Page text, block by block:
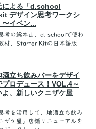
による「d.school
デザイン思考ワークシ
〜イベン...
考の総本山、d. schoolで使わ
材、Starter Kitの日本語版
酒立ち飲みバーをデザイ
プロデュース！VOL.4～
よ、新しいクニザケ屋
考を活用して、地酒立ち飲み
ザケ屋」店舗リニューアルを